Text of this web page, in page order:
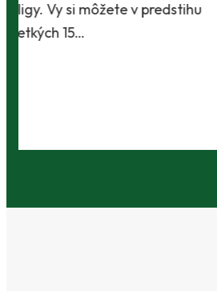
Baníci vstúpili do ostrej
Slovnaft Cupu, keď
Kanianky na menšie